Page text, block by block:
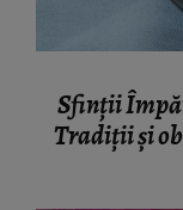
Sfinții
Tradiții și